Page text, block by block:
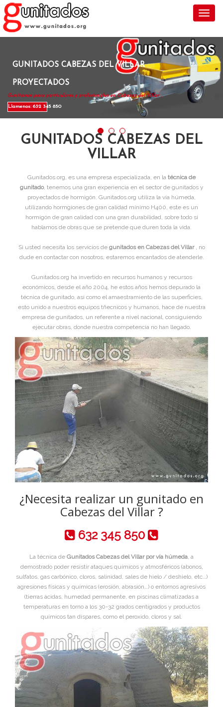
GUNITADOS CABEZAS DEL VILLAR
PROYECTADOS
Gunitamos para particulares y profesionales en Cabezas del Villar .
Llamenos: 632 345 850
GUNITADOS CABEZAS DEL
VILLAR
Gunitados.org, es una empresa especializada, en la técnica de
gunitado, tenemos una gran experiencia en el sector de gunitados y
proyectados de hormigón. Gunitados.org utiliza la vía húmeda,
utilizando hormgiones de gran calidad mínimo H400, este es un
hormigón de gran calidad con una gran durabilidad, sobre todo si
hablamos de obras que se pretende que duren toda la vida.
Si usted necesita los servicios de gunitados en Cabezas del Villar , no
dude en contactar con nosotros, estaremos encantados de atenderle.
Gunitados.org ha invertido en recursos humanos y recursos
económicos, desde el año 2004, he estos años hemos depurado la
técnica de gunitado, asi como el amaestramiento de las superficies,
esto unido a nuestros equipos tñecnicos y humanos, hace de nuestra
empresa de gunitados, un referente a nivel nacional, consiguiendo
ejecutar obras, donde nuestra competencia no han llegado.
¿Necesita realizar un gunitado en
Cabezas del Villar ?
632 345 850
La técnica de Gunitados Cabezas del Villar por vía húmeda, a
demostrado poder resistir ataques químicos y atmosféricos (abonos,
sulfatos, gas carbónico, cloros, salinidad, sales de hielo / deshielo, etc…)
agresiones físicas y químicas (erosión, abrasión…) o entornos agresivos
(tierras ácidas, humedad permanente, en piscinas climatizadas a
temperaturas en torno a los 30-32 grados centigrados y productos
químicos tan dispares, como el peroxido, cloros y sal.